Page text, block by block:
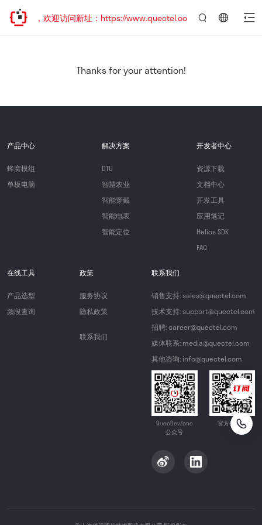
已迁移，欢迎访问新址：https://www.quectel.com.cn
Thanks for your attention!
产品中心
蜂窝模组
单板电脑
解决方案
DTU
智慧农业
智能穿戴
智能电表
智能定位
开发者中心
资源下载
文档中心
开发工具
应用笔记
Helios SDK
FAQ
在线工具
产品选型
频段查询
政策
服务协议
隐私政策
联系我们
联系我们
销售支持: sales@quectel.com
技术支持: support@quectel.com
招聘: career@quectel.com
媒体联系: media@quectel.com
其他咨询: info@quectel.com
QuecDevZone
公众号
官方公众号